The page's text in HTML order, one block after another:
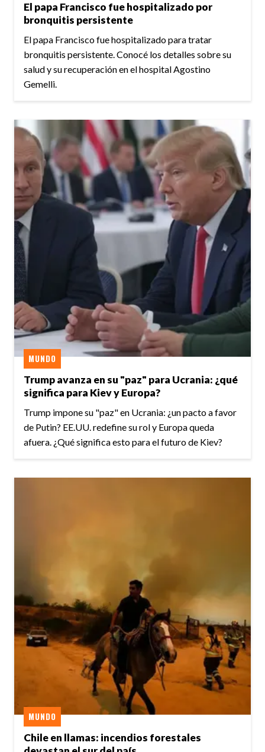
El papa Francisco fue hospitalizado por
bronquitis persistente
El papa Francisco fue hospitalizado para tratar
bronquitis persistente. Conocé los detalles sobre su
salud y su recuperación en el hospital Agostino
Gemelli.
Trump avanza en su "paz" para Ucrania: ¿qué
significa para Kiev y Europa?
MUNDO
Trump impone su "paz" en Ucrania: ¿un pacto a favor
de Putin? EE.UU. redefine su rol y Europa queda
afuera. ¿Qué significa esto para el futuro de Kiev?
Chile en llamas: incendios forestales
MUNDO